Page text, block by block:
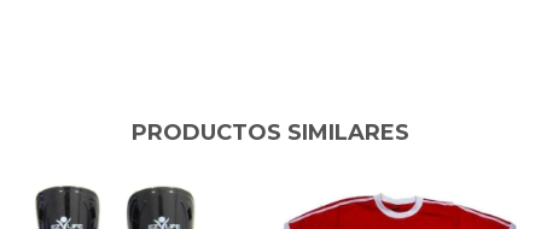
PRODUCTOS SIMILARES